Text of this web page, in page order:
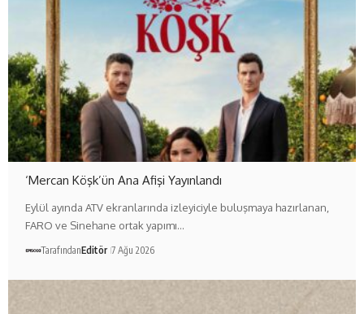
‘Mercan Köşk’ün Ana Afişi Yayınlandı
Eylül ayında ATV ekranlarında izleyiciyle buluşmaya hazırlanan,
FARO ve Sinehane ortak yapımı…
TarafındanEditör 7 Ağu 2026